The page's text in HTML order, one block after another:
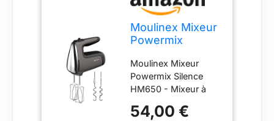
Moulinex Mixeur
Powermix
Mixeur à main
pétrisseur et
fouet 600 W -
Vitesse réglable
avec fonction
Moulinex Mixeur
Powermix Silence
HM650 - Mixeur à
fouet 600 W -
54,00 €